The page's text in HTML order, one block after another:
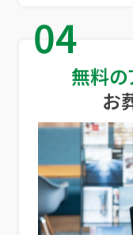
04
無料の
お